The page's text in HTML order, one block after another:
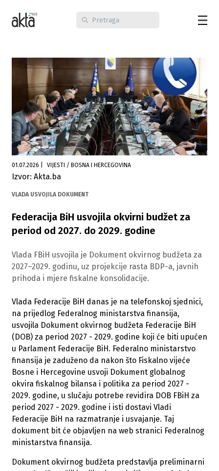
01.07.2026 VIJESTI / BOSNA I HERCEGOVINA
Izvor: Akta.ba
VLADA USVOJILA DOKUMENT
Federacija BiH usvojila okvirni budžet za
period od 2027. do 2029. godine
Vlada FBiH usvojila je Dokument okvirnog budžeta za
2027–2029. godinu, uz projekcije rasta BDP-a, javnih
prihoda i mjere fiskalne konsolidacije.
Vlada Federacije BiH danas je na telefonskoj sjednici,
na prijedlog Federalnog ministarstva finansija,
usvojila Dokument okvirnog budžeta Federacije BiH
(DOB) za period 2027 - 2029. godine koji će biti upućen
u Parlament Federacije BiH. Federalno ministarstvo
finansija je zaduženo da nakon što Fiskalno vijeće
Bosne i Hercegovine usvoji Dokument globalnog
okvira fiskalnog bilansa i politika za period 2027 -
2029. godine, u slučaju potrebe revidira DOB FBiH za
period 2027 - 2029. godine i isti dostavi Vladi
Federacije BiH na razmatranje i usvajanje. Taj
dokument bit će objavljen na web stranici Federalnog
ministarstva finansija.
Dokument okvirnog budžeta predstavlja preliminarni